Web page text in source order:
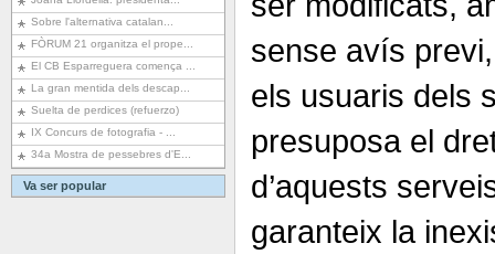
Sobre l'alternativa catalan...
FÒRUM 21 organitza el prope...
El CB Esparreguera comença ...
La gran mentida dels descap...
Suelta de perdices (refuerzo)
IX Concurs de fotografia - ...
34a Mostra de pessebres d'E...
Va ser popular
sense avís
els usuaris dels
presuposa el
d’aquests
garanteix la